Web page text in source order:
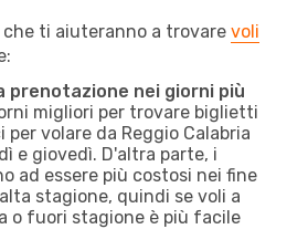
ti aiuteranno a trovare voli
prenotazione nei giorni più
migliori per trovare biglietti
per volare da Reggio Calabria
e giovedì. D'altra parte, i
ad essere più costosi nei fine
stagione, quindi se voli a
o fuori stagione è più facile